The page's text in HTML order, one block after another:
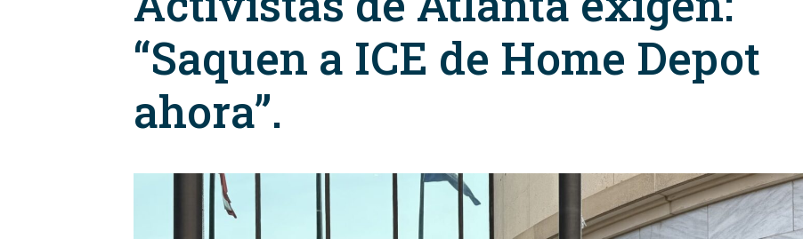
“Saquen a ICE de Home Depot
ahora”.